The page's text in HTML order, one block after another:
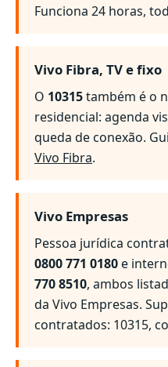
Funciona 24 horas,
Vivo Fibra, TV e fixo
O 10315também é o
residencial: agenda
queda de conexão.
Vivo Fibra.
Vivo Empresas
Pessoa jurídica
0800 771 0180e
770 8510, ambos
da Vivo Empresas.
contratados: 10315,